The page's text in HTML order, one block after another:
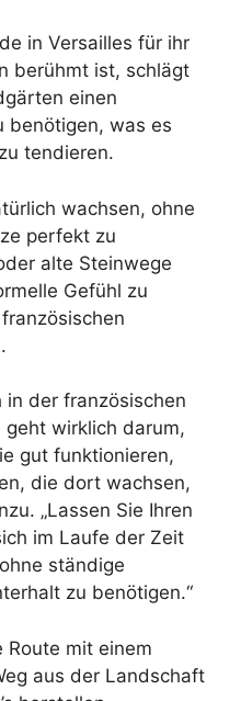
in Versailles für ihr
berühmt ist, schlägt
einen
benötigen, was es
tendieren.
wachsen, ohne
perfekt zu
alte Steinwege
Gefühl zu
in der französischen
wirklich darum,
gut funktionieren,
die dort wachsen,
„Lassen Sie Ihren
im Laufe der Zeit
ständige
zu benötigen.“
Route mit einem
aus der Landschaft